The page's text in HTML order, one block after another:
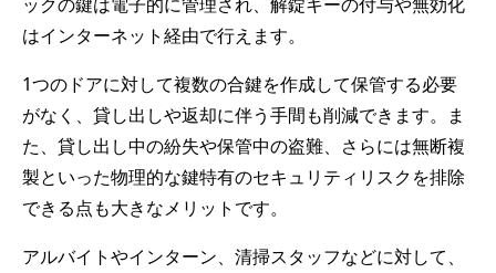
はインターネット経由で行えます。
1つのドアに対して複数の合鍵を作成して保管する必要
がなく、貸し出しや返却に伴う手間も削減できます。ま
た、貸し出し中の紛失や保管中の盗難、さらには無断複
製といった物理的な鍵特有のセキュリティリスクを排除
できる点も大きなメリットです。
アルバイトやインターン、清掃スタッフなどに対して、